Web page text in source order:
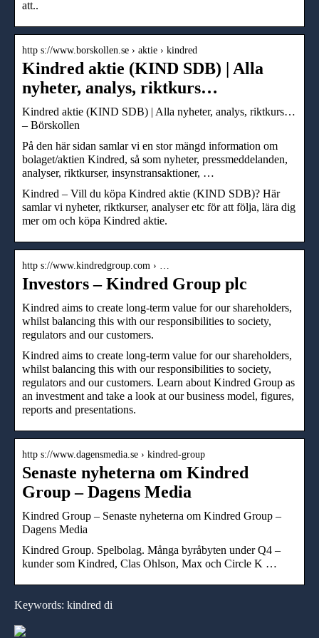
att..
http s://www.borskollen.se › aktie › kindred
Kindred aktie (KIND SDB) | Alla
nyheter, analys, riktkurs…
Kindred aktie (KIND SDB) | Alla nyheter, analys, riktkurs…
– Börskollen
På den här sidan samlar vi en stor mängd information om
bolaget/aktien Kindred, så som nyheter, pressmeddelanden,
analyser, riktkurser, insynstransaktioner, …
Kindred – Vill du köpa Kindred aktie (KIND SDB)? Här
samlar vi nyheter, riktkurser, analyser etc för att följa, lära dig
mer om och köpa Kindred aktie.
http s://www.kindredgroup.com › …
Investors – Kindred Group plc
Kindred aims to create long-term value for our shareholders,
whilst balancing this with our responsibilities to society,
regulators and our customers.
Kindred aims to create long-term value for our shareholders,
whilst balancing this with our responsibilities to society,
regulators and our customers. Learn about Kindred Group as
an investment and take a look at our business model, figures,
reports and presentations.
http s://www.dagensmedia.se › kindred-group
Senaste nyheterna om Kindred
Group – Dagens Media
Kindred Group – Senaste nyheterna om Kindred Group –
Dagens Media
Kindred Group. Spelbolag. Många byråbyten under Q4 –
kunder som Kindred, Clas Ohlson, Max och Circle K …
Keywords: kindred di